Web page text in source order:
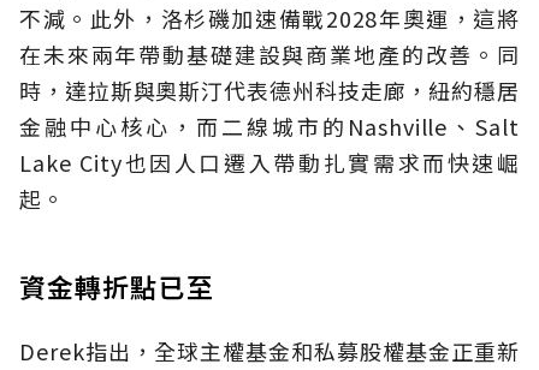
不減。此外，洛杉磯加速備戰2028年奧運，這將
在未來兩年帶動基礎建設與商業地產的改善。同
時，達拉斯與奧斯汀代表德州科技走廊，紐約穩居
金融中心核心，而二線城市的Nashville、Salt
Lake City也因人口遷入帶動扎實需求而快速崛
起。
資金轉折點已至
Derek指出，全球主權基金和私募股權基金正重新